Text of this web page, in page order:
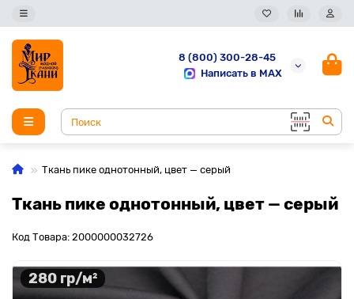
8 (800) 300-28-45
Написать в MAX
Ткань пике однотонный, цвет — серый
Ткань пике однотонный, цвет — серый
Код Товара: 2000000032726
280 гр/м²